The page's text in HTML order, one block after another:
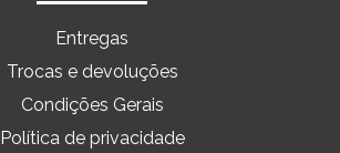
Entregas
Trocas e devoluções
Condições Gerais
Política de privacidade